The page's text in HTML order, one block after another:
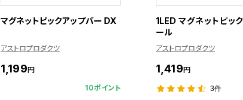
マグネットピックアップバー DX
アストロプロダクツ
1,199円
10ポイント
1LED マグネットピッ
ール
アストロプロダクツ
1,419円
3件